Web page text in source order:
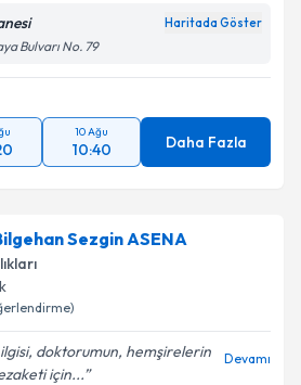
Haritada Göster
Bulvarı No. 79
10 Ağu
10:40 Daha Fazla
Sezgin ASENA
doktorumun, hemşirelerin
için...
Devamı